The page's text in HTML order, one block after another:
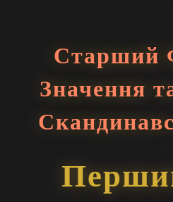
Старший
Значення